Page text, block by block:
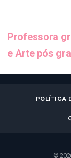
Professora
e Arte pós
POLÍTICA
©